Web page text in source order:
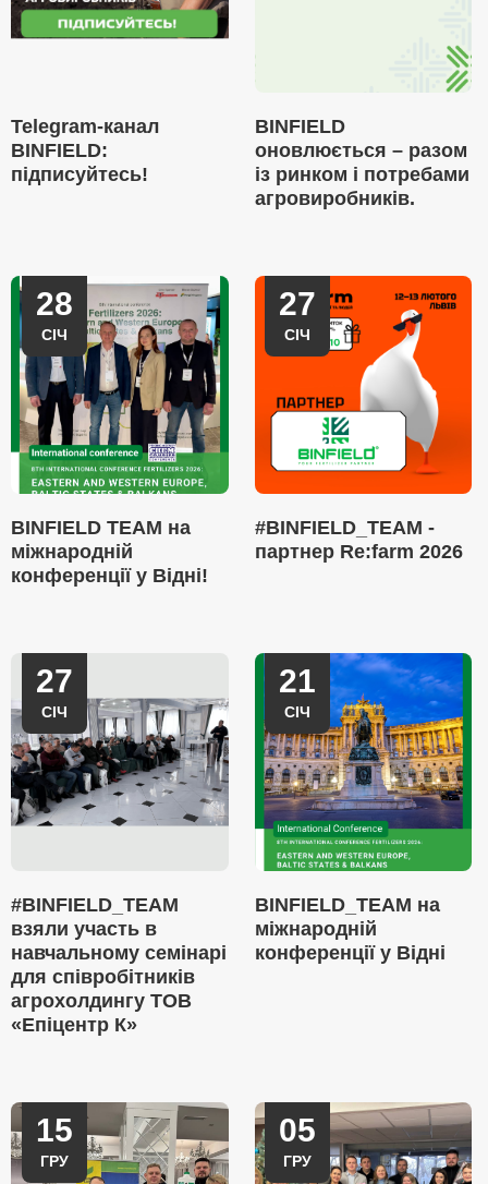
Telegram-канал
BINFIELD:
підписуйтесь!
BINFIELD
оновлюється – разом
із ринком і потребами
агровиробників.
28
СІЧ
BINFIELD TEAM на
міжнародній
конференції у Відні!
27
СІЧ
#BINFIELD_TEAM -
партнер Re:farm 2026
27
СІЧ
#BINFIELD_TEAM
взяли участь в
навчальному семінарі
для співробітників
агрохолдингу ТОВ
«Епіцентр К»
21
СІЧ
BINFIELD_TEAM на
міжнародній
конференції у Відні
15
ГРУ
05
ГРУ